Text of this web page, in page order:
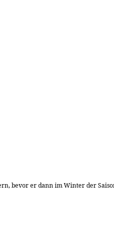
bevor er dann im Winter der